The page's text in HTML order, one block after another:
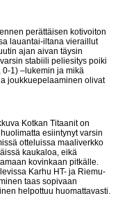
perättäisen kotivoiton
lauantai-iltana vieraillut
ajan aivan täysin
stabiili peliesitys poiki
0-1) –lukemin ja mikä
joukkuepelaaminen olivat
Kotkan Titaanit on
esiintynyt varsin
otteluissa maaliverkko
kaukaloa, eikä
kovinkaan pitkälle.
Karhu HT- ja Riemu-
taas sopivaan
helpottuu huomattavasti.